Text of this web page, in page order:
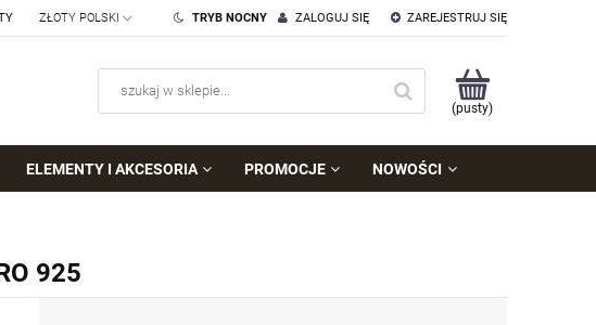
ZAREJESTRUJ SIĘ
ZALOGUJ SIĘ
TRYB NOCNY
(pusty)
ELEMENTY I AKCESORIA PROMOCJE NOWOŚCI
925